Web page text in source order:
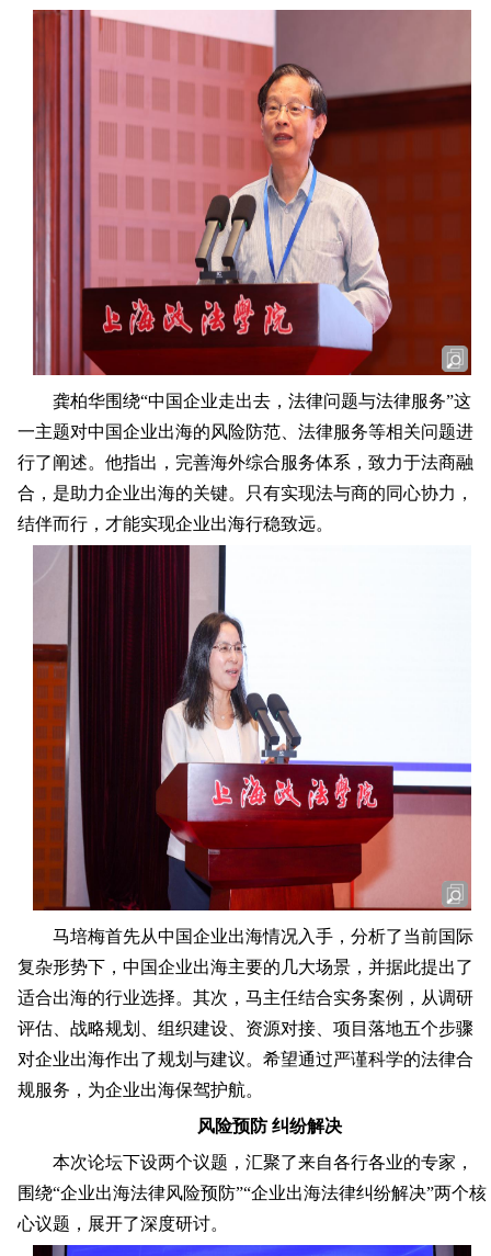
龚柏华围绕“中国企业走出去，法律问题与法律服务”这
一主题对中国企业出海的风险防范、法律服务等相关问题进
行了阐述。他指出，完善海外综合服务体系，致力于法商融
合，是助力企业出海的关键。只有实现法与商的同心协力，
结伴而行，才能实现企业出海行稳致远。
马培梅首先从中国企业出海情况入手，分析了当前国际
复杂形势下，中国企业出海主要的几大场景，并据此提出了
适合出海的行业选择。其次，马主任结合实务案例，从调研
评估、战略规划、组织建设、资源对接、项目落地五个步骤
对企业出海作出了规划与建议。希望通过严谨科学的法律合
规服务，为企业出海保驾护航。
风险预防 纠纷解决
本次论坛下设两个议题，汇聚了来自各行各业的专家，
围绕“企业出海法律风险预防”“企业出海法律纠纷解决”两个核
心议题，展开了深度研讨。